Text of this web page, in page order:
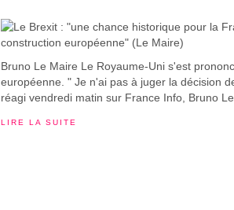
Bruno Le Maire Le Royaume-Uni s'est
européenne. " Je n'ai pas à juger la décision
réagi vendredi matin sur France Info, Bruno
LIRE LA SUITE